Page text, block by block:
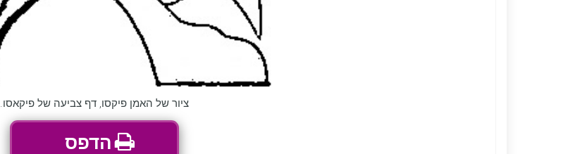
ציור של האמן פיקסו, דף צביעה של פיקאסו.
הדפס